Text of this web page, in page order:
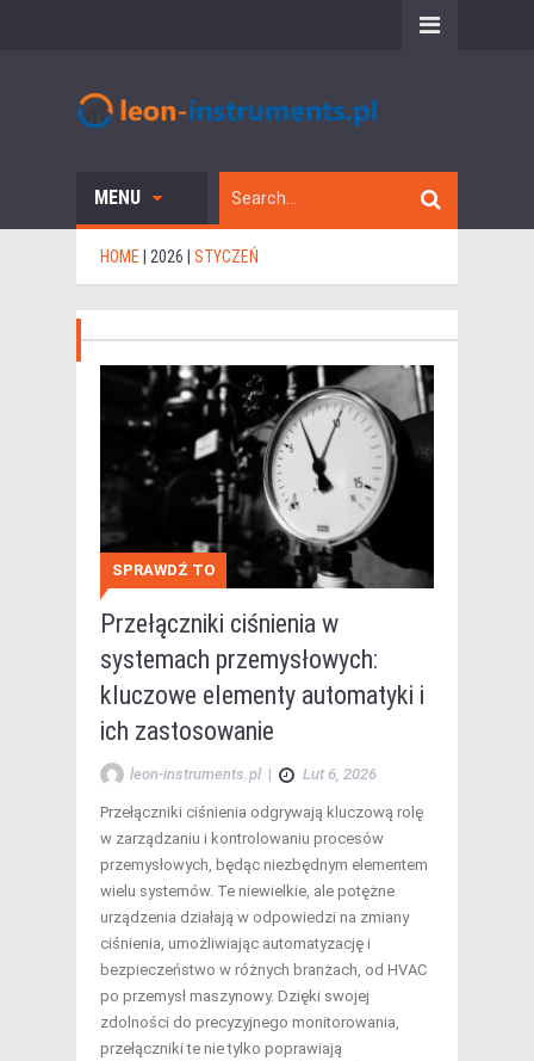
MENU
HOME 2026 STYCZEŃ
SPRAWDŹ TO
Przełączniki ciśnienia w
systemach przemysłowych:
kluczowe elementy automatyki i
ich zastosowanie
leon-instruments.pl | Lut 6, 2026
Przełączniki ciśnienia odgrywają kluczową rolę
w zarządzaniu i kontrolowaniu procesów
przemysłowych, będąc niezbędnym elementem
wielu systemów. Te niewielkie, ale potężne
urządzenia działają w odpowiedzi na zmiany
ciśnienia, umożliwiając automatyzację i
bezpieczeństwo w różnych branżach, od HVAC
po przemysł maszynowy. Dzięki swojej
zdolności do precyzyjnego monitorowania,
przełączniki te nie tylko poprawiają